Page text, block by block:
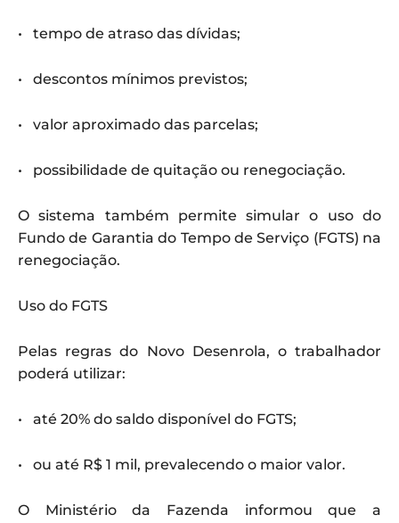
• tempo de atraso das dívidas;
• descontos mínimos previstos;
• valor aproximado das parcelas;
• possibilidade de quitação ou renegociação.
O sistema também permite simular o uso do
Fundo de Garantia do Tempo de Serviço (FGTS) na
renegociação.
Uso do FGTS
Pelas regras do Novo Desenrola, o trabalhador
poderá utilizar:
• até 20% do saldo disponível do FGTS;
• ou até R$ 1 mil, prevalecendo o maior valor.
O Ministério da Fazenda informou que a